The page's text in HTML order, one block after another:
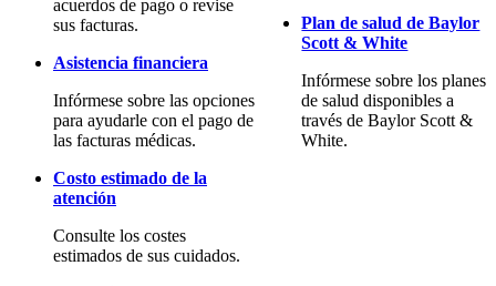
acuerdos de pago o revise
sus facturas.
Asistencia financiera
Infórmese sobre las opciones
para ayudarle con el pago de
las facturas médicas.
Costo estimado de la
atención
Consulte los costes
estimados de sus cuidados.
Plan de salud de Baylor
Scott & White
Infórmese sobre los planes
de salud disponibles a
través de Baylor Scott &
White.